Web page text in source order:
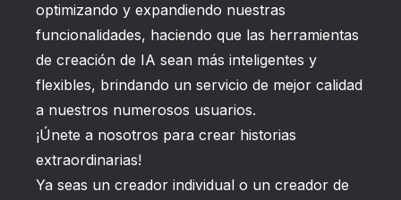
optimizando y expandiendo nuestras
funcionalidades, haciendo que las herramientas
de creación de IA sean más inteligentes y
flexibles, brindando un servicio de mejor calidad
a nuestros numerosos usuarios.
¡Únete a nosotros para crear historias
extraordinarias!
Ya seas un creador individual o un creador de